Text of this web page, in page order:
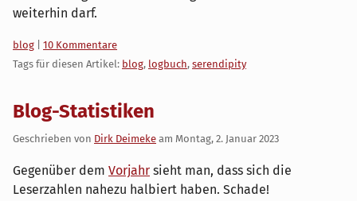
weiterhin darf.
Kategorien:
blog
10 Kommentare
Tags für diesen Artikel: blog, logbuch, serendipity
Blog-Statistiken
Geschrieben von Dirk Deimeke am Montag, 2. Januar 2023
Gegenüber dem Vorjahr sieht man, dass sich die
Leserzahlen nahezu halbiert haben. Schade!